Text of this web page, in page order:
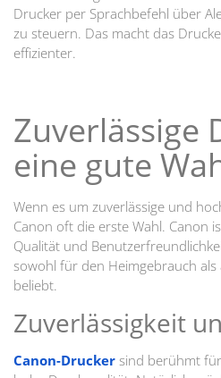
Drucker per Sprachbefehl über
zu steuern. Das macht das
effizienter.
Zuverlässige
eine gute
Wenn es um zuverlässige und
Canon oft die erste Wahl. Canon
Qualität und
sowohl für den Heimgebrauch
beliebt.
Zuverlässigkeit
Canon-Drucker sind berühmt